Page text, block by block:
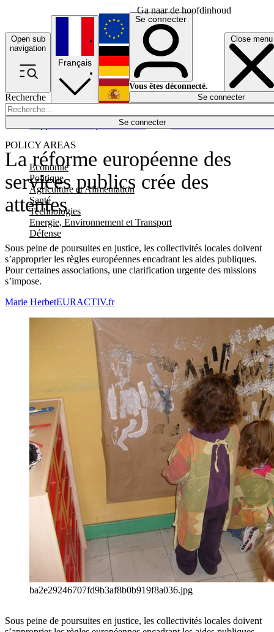
Ga naar de hoofdinhoud
Open sub
navigation
Close menu
Recherche
Se connecter
POLICY AREAS
Economie
Politique
Agriculture et Alimentation
Santé
Technologies
Energie, Environnement et Transport
Défense
Économie
Français
English
Deutsch
Español
Se connecter
Vous êtes déconnecté.
Se connecter
La réforme européenne des
services publics crée des
attentes
Sous peine de poursuites en justice, les collectivités locales doivent
s’approprier les règles européennes encadrant les aides publiques.
Pour certaines associations, une clarification urgente des missions
s’impose.
Marie HerbetEURACTIV.fr
ba2e29246707fd9b3af8b0b919f8a036.jpg
Sous peine de poursuites en justice, les collectivités locales doivent